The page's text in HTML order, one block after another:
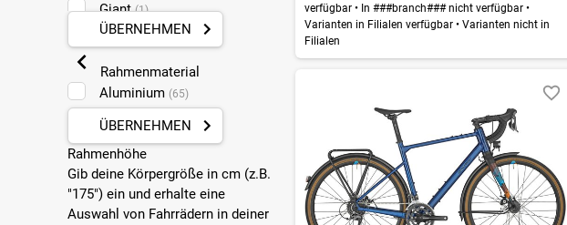
Giant(1)
Kellys(1)
KTM (4)
Lapierre(2)
Megamo
Meipel (2)
Orbea(2)
ÜBERNEHMEN
Rahmenmaterial
Aluminium (65)
ÜBERNEHMEN
Rahmenhöhe
Gib deine Körpergröße in cm (z.B.
"175") ein und erhalte eine
Auswahl von Fahrrädern in deiner
verfügbar •In ###branch### nicht verfügbar •
Varianten in Filialen verfügbar •Varianten nicht in
Filialen